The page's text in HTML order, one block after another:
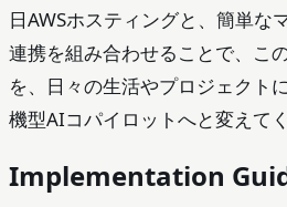
日AWSホスティングと、簡単な
連携を組み合わせることで、こ
を、日々の生活やプロジェクト
機型AIコパイロットへと変えてく
Implementation